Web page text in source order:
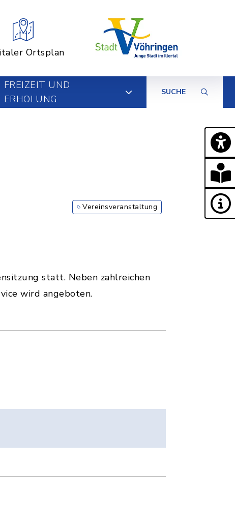
Ortsplan
FREIZEIT UND
ERHOLUNG
SUCHE
Vereinsveranstaltung
statt. Neben zahlreichen
wird angeboten.